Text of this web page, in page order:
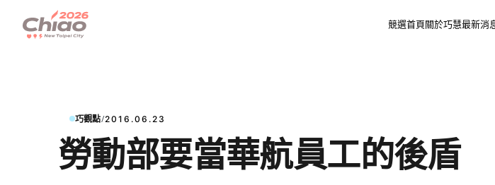
競選首頁關於巧慧最新消
巧觀點/2016.06.23
勞動部要當華航員工的後盾